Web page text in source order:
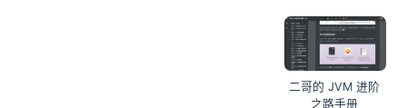
二哥的 JVM 进阶
之路手册